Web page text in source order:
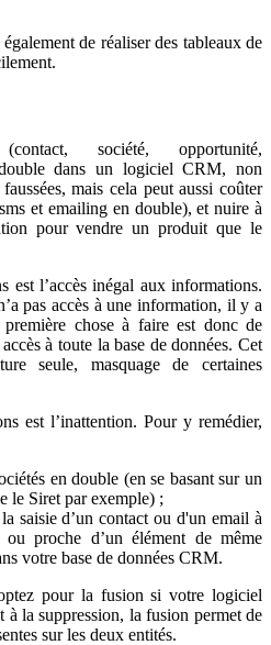
de réaliser des tableaux de
société, opportunité,
dans un logiciel CRM, non
mais cela peut aussi coûter
et emailing en double), et nuire à
pour vendre un produit que le
est l’accès inégal aux informations.
pas accès à une information, il y a
chose à faire est donc de
à toute la base de données. Cet
seule, masquage de certaines
est l’inattention. Pour y remédier,
en double (en se basant sur un
le Siret par exemple) ;
saisie d’un contact ou d'un email à
ou proche d’un élément de même
votre base de données CRM.
pour la fusion si votre logiciel
la suppression, la fusion permet de
sur les deux entités.